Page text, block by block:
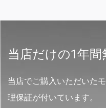
当店だけの1年間
当店でご購入いただいた
理保証が付いています。